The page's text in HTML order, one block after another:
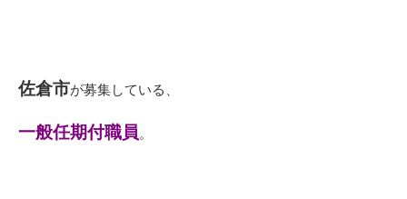
佐倉市が募集している、
一般任期付職員。